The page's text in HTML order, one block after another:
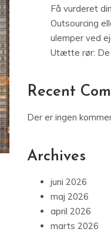
Få vurderet
Outsourcing
ulemper ved
Utætte rør: De
Recent
Der er ingen
Archives
juni 2026
maj 2026
april 2026
marts 2026